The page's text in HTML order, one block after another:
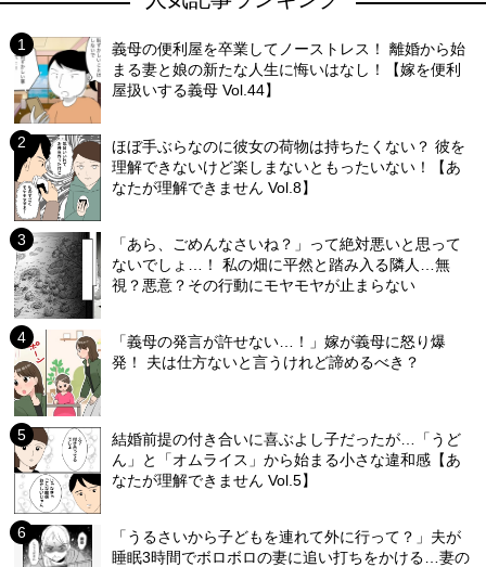
義母の便利屋を卒業してノーストレス！ 離婚から始
まる妻と娘の新たな人生に悔いはなし！【嫁を便利
屋扱いする義母 Vol.44】
ほぼ手ぶらなのに彼女の荷物は持ちたくない？ 彼を
理解できないけど楽しまないともったいない！【あ
なたが理解できません Vol.8】
「あら、ごめんなさいね？」って絶対悪いと思って
ないでしょ…！ 私の畑に平然と踏み入る隣人…無
視？悪意？その行動にモヤモヤが止まらない
「義母の発言が許せない…！」嫁が義母に怒り爆
発！ 夫は仕方ないと言うけれど諦めるべき？
結婚前提の付き合いに喜ぶよし子だったが…「うど
ん」と「オムライス」から始まる小さな違和感【あ
なたが理解できません Vol.5】
「うるさいから子どもを連れて外に行って？」夫が
睡眠3時間でボロボロの妻に追い打ちをかける…妻の